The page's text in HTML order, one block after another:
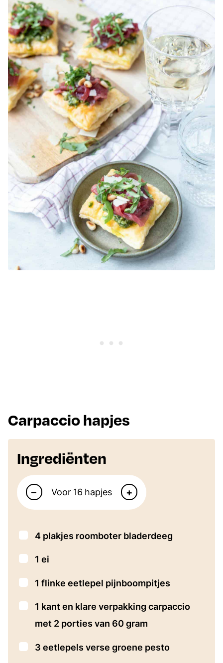
Carpaccio hapjes
Ingrediënten
Aantal personen
– Voor hapjes +
▢
4 plakjes roomboter bladerdeeg
▢
1 ei
▢
1 flinke eetlepel pijnboompitjes
▢
1 kant en klare verpakking carpaccio
met 2 porties van 60 gram
▢
3 eetlepels verse groene pesto